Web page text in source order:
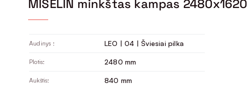
MIŠELIN minkštas kampas 2480x1620
Audinys : LEO | 04 | Šviesiai pilka
Plotis: 2480 mm
Aukštis: 840 mm